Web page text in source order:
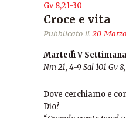
Gv 8,21-30
Croce e vita
Pubblicato il 20 Marzo
Martedì V
Nm 21, 4-9 Sal 101 Gv
Dove cerchiamo e
Dio?